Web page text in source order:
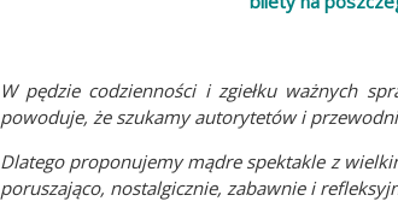
W pędzie codzienności i zgiełku ważnych
powoduje, że szukamy autorytetów i
Dlatego proponujemy mądre spektakle z
poruszająco, nostalgicznie, zabawnie i